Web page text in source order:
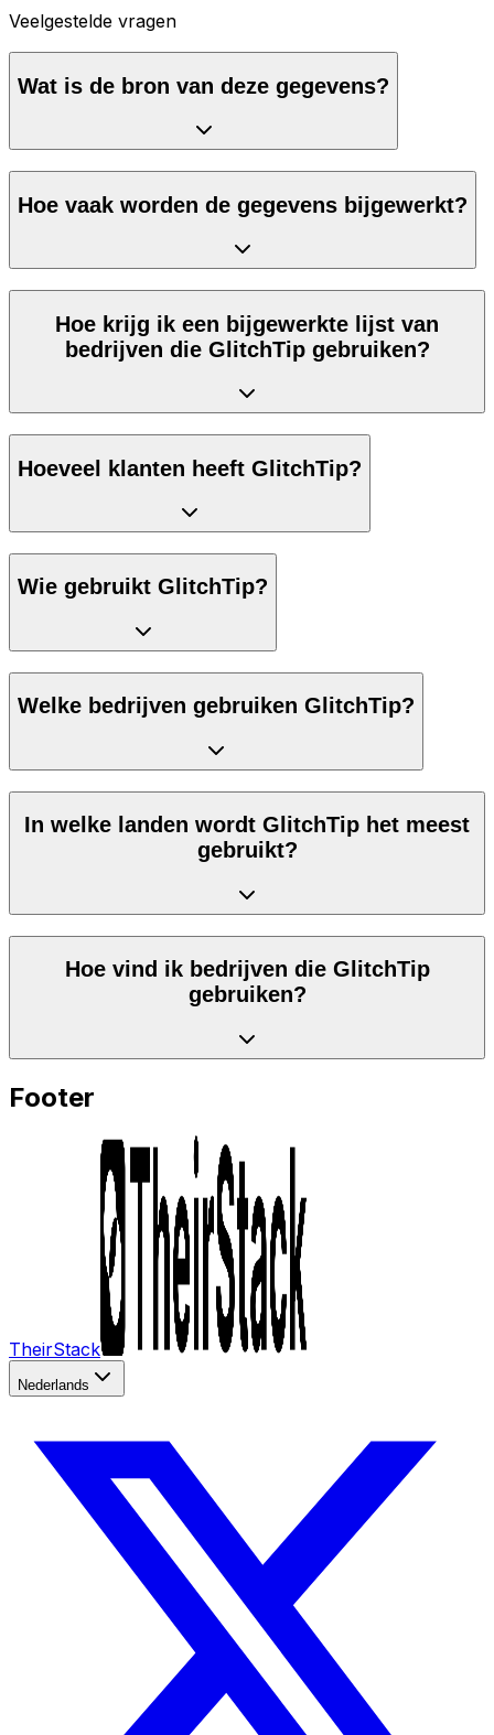
Veelgestelde vragen
Wat is de bron van deze gegevens?
Hoe vaak worden de gegevens bijgewerkt?
Hoe krijg ik een bijgewerkte lijst van
bedrijven die GlitchTip gebruiken?
Hoeveel klanten heeft GlitchTip?
Wie gebruikt GlitchTip?
Welke bedrijven gebruiken GlitchTip?
In welke landen wordt GlitchTip het meest
gebruikt?
Hoe vind ik bedrijven die GlitchTip
gebruiken?
Footer
TheirStack
Nederlands